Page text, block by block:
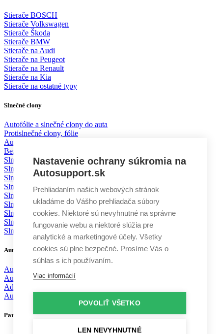
Stierače BOSCH
Stierače Volkswagen
Stierače Škoda
Stierače BMW
Stierače na Audi
Stierače na Peugeot
Stierače na Renault
Stierače na Kia
Stierače na ostatné typy
Slnečné clony
Autofólie a slnečné clony do auta
Protislnečné clony, fólie
Autofólie – cena
Bezpečnostné fólie
Slnečné clony Volkswagen
Slnečné clony Škoda
Slnečné clony BMW
Slnečné clony Mercedes
Slnečné clony Mazda
Slnečné clony Toyota
Slnečné clony Ford
Slnečné clony KIA
Slnečné clony Volvo
Autodoplnky
Autochémia
Autokozmetika
Aditíva
Autodoplnky
Partneri
Nastavenie ochrany súkromia na
Autosupport.sk
Prehliadaním našich webových stránok
ukladáme do Vášho prehliadača súbory
cookies. Niektoré sú nevyhnutné na správne
fungovanie webu a niektoré slúžia pre
analytické a marketingové účely. Všetky
cookies sú plne bezpečné. Prosíme Vás o
súhlas s ich používaním.
Viac informácií
POVOLIŤ VŠETKO
LEN NEVYHNUTNÉ